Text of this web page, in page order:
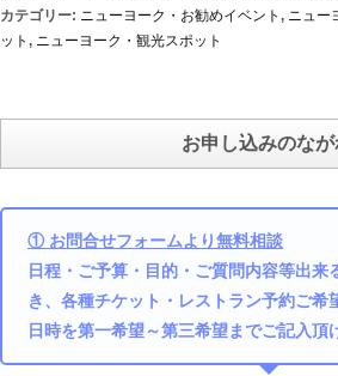
カテゴリー: ニューヨーク・お勧めイベント , ニュー
ット , ニューヨーク・観光スポット
お申し込みのなが
① お問合せフォームより無料相談
日程・ご予算・目的・ご質問内容等出来
き、各種チケット・レストラン予約ご希
日時を第一希望～第三希望までご記入頂